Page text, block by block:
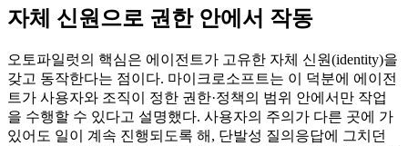
자체 신원으로 권한 안에서 작동
오토파일럿의 핵심은 에이전트가 고유한 자체 신원(identity)을
갖고 동작한다는 점이다. 마이크로소프트는 이 덕분에 에이전
트가 사용자와 조직이 정한 권한·정책의 범위 안에서만 작업
을 수행할 수 있다고 설명했다. 사용자의 주의가 다른 곳에 가
있어도 일이 계속 진행되도록 해, 단발성 질의응답에 그치던